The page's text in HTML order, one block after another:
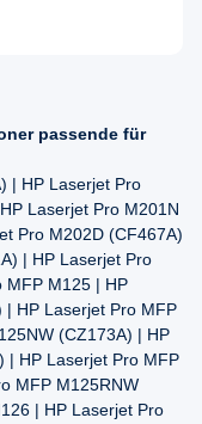
passende für
| HP Laserjet Pro
Laserjet Pro M201N
Pro M202D (CF467A)
| HP Laserjet Pro
MFP M125 | HP
| HP Laserjet Pro MFP
(CZ173A) | HP
| HP Laserjet Pro MFP
MFP M125RNW
| HP Laserjet Pro